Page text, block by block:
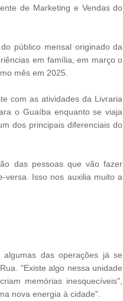
de Marketing e Vendas do
público mensal originado da
em família, em março o
mês em 2025.
com as atividades da Livraria
o Guaíba enquanto se viaja
dos principais diferenciais do
das pessoas que vão fazer
versa. Isso nos auxilia muito a
das operações já se
"Existe algo nessa unidade
memórias inesquecíveis",
nova energia à cidade".